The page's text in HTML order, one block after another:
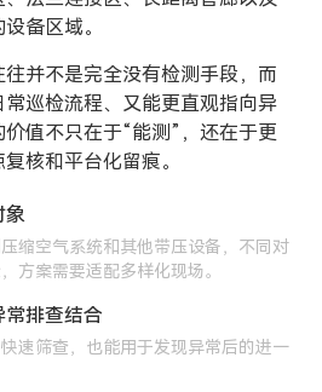
备区域。
并不是完全没有检测手段，而
巡检流程、又能更直观指向异
值不只在于“能测”，还在于更
核和平台化留痕。
象
缩空气系统和其他带压设备，不同对
方案需要适配多样化现场。
排查结合
速筛查，也能用于发现异常后的进一